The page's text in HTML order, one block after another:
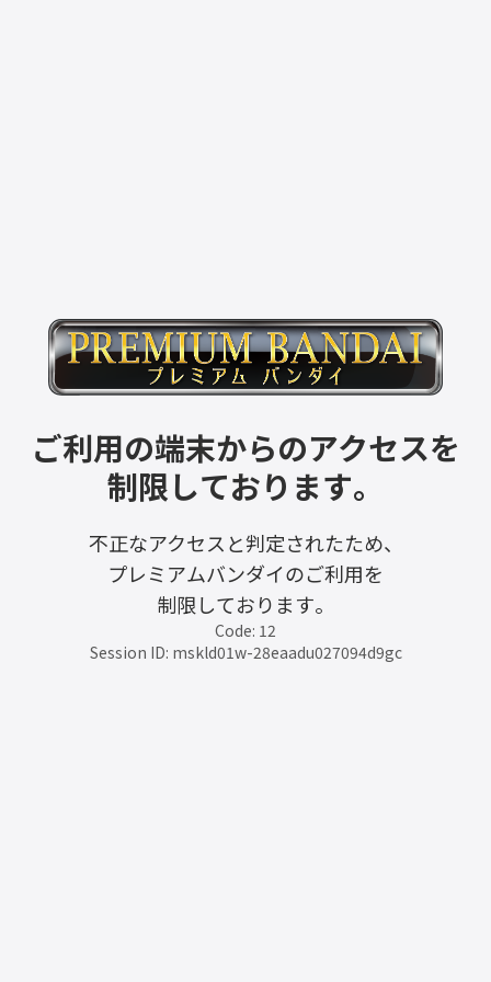
ご利用の端末からのアクセスを
制限しております。
不正なアクセスと判定されたため、
プレミアムバンダイのご利用を
制限しております。
Code: 12
Session ID: mskld01w-28eaadu027094d9gc